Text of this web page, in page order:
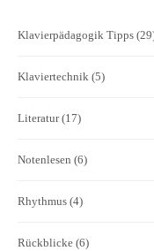
Klavierpädagogik Tipps
Klaviertechnik (5)
Literatur(17)
Notenlesen (6)
Rhythmus (4)
Rückblicke (6)